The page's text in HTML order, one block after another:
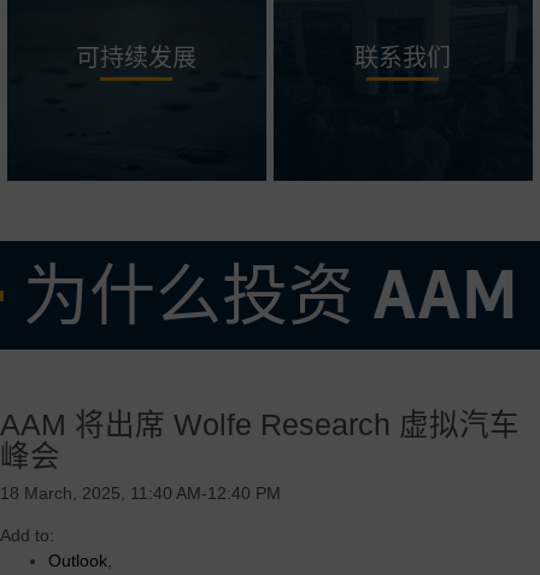
可持续发展 联系我们
为什么投资 AAM
• 专注于高需求产品的强大核心业务，辅以全球盈利增长机会
• 灵活可变的成本结构，在有效调整我们的业务以适应当前市场需求方
面有着良好的记录
• 由 AAM 的操作系统和垂直整合的优势驱动的卓越的利润率和强劲的
自由现金流收益率
AAM 将出席 Wolfe Research 虚拟汽车
峰会
18 March, 2025, 11:40 AM-12:40 PM
Add to:
Outlook